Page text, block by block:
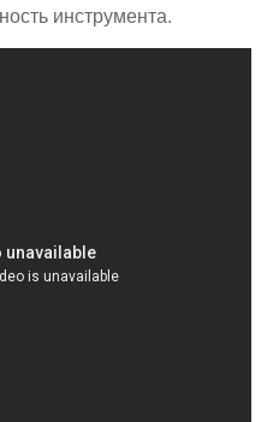
инструмента.